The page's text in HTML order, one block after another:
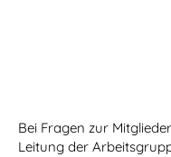
Bei Fragen zur
Leitung der